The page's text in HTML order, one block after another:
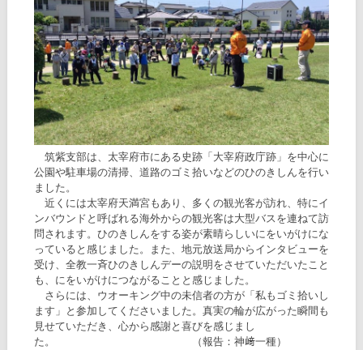
筑紫支部は、太宰府市にある史跡「大宰府政庁跡」を中心に
公園や駐車場の清掃、道路のゴミ拾いなどのひのきしんを行い
ました。
近くには太宰府天満宮もあり、多くの観光客が訪れ、特にイ
ンバウンドと呼ばれる海外からの観光客は大型バスを連ねて訪
問されます。ひのきしんをする姿が素晴らしいにをいがけにな
っていると感じました。また、地元放送局からインタビューを
受け、全教一斉ひのきしんデーの説明をさせていただいたこと
も、にをいがけにつながることと感じました。
さらには、ウオーキング中の未信者の方が「私もゴミ拾いし
ます」と参加してくださいました。真実の輪が広がった瞬間も
見せていただき、心から感謝と喜びを感じまし
た。 （報告：神﨑一種）